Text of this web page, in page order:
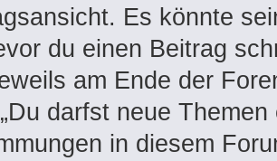
Es könnte
du einen Beitrag
am Ende der
darfst neue Themen
in diesem